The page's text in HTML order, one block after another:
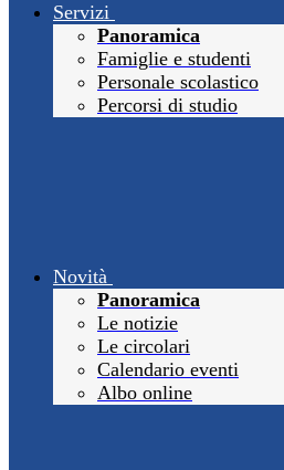
Servizi
Panoramica
Famiglie e studenti
Personale scolastico
Percorsi di studio
Novità
Panoramica
Le notizie
Le circolari
Calendario eventi
Albo online